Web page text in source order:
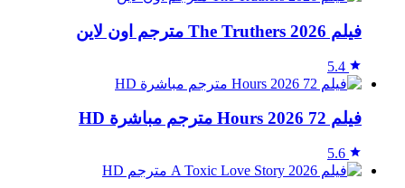
فيلم The Truthers 2026 مترجم اون لاين
5.4
فيلم 72 Hours 2026 مترجم مباشرة HD
5.6